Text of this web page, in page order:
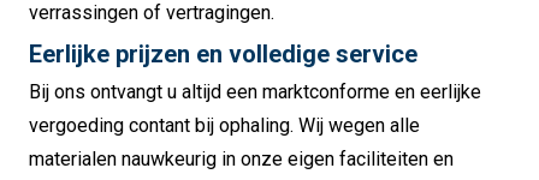
verrassingen of vertragingen.
Eerlijke prijzen en volledige service
Bij ons ontvangt u altijd een marktconforme en eerlijke
vergoeding contant bij ophaling. Wij wegen alle
materialen nauwkeurig in onze eigen faciliteiten en